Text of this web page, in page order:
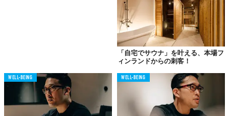
https://youtu.be/GqeAqT-2LHY
はだの・湯河原温泉 万葉の湯：
https://youtu.be/NU5AoBQjgvA
東京・湯河原温泉 万葉の湯 町田：
https://youtu.be/SZzjclQefXA
横浜みなとみらい万葉倶楽部：
https://youtu.be/bJLR2I_Z0SA
「自宅でサウナ」を叶える、本場フ
ィンランドからの刺客！
WELL-BEING WELL-BEING